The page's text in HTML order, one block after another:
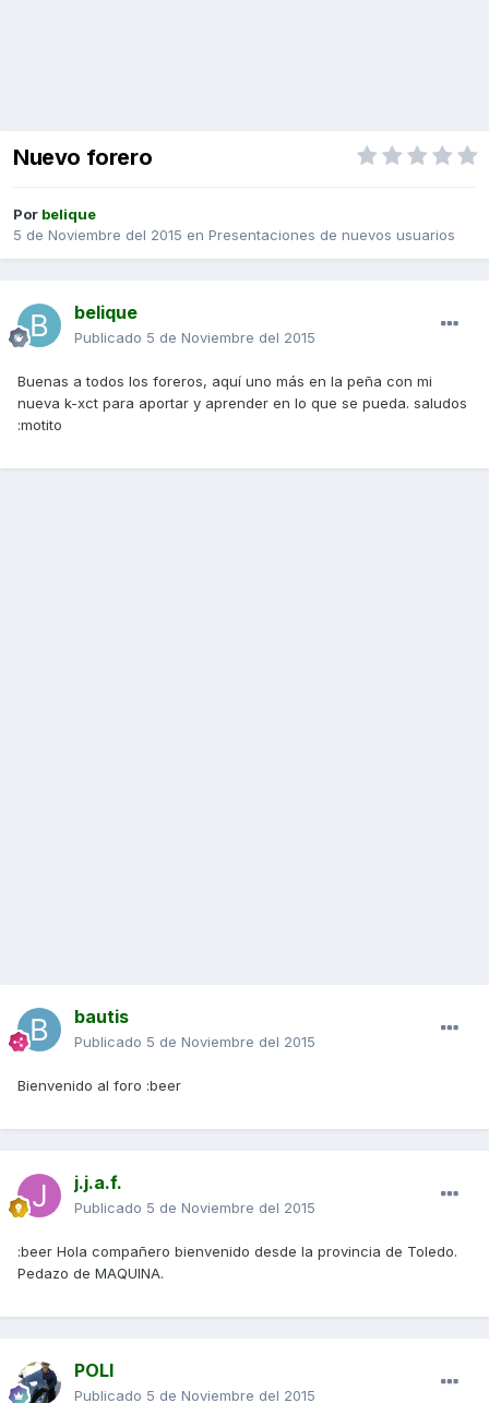
Nuevo forero
Por belique
5 de Noviembre del 2015 en Presentaciones de nuevos usuarios
belique
Publicado 5 de Noviembre del 2015
Buenas a todos los foreros, aquí uno más en la peña con mi
nueva k-xct para aportar y aprender en lo que se pueda. saludos
:motito
bautis
Publicado 5 de Noviembre del 2015
Bienvenido al foro :beer
j.j.a.f.
Publicado 5 de Noviembre del 2015
:beer Hola compañero bienvenido desde la provincia de Toledo.
Pedazo de MAQUINA.
POLI
Publicado 5 de Noviembre del 2015